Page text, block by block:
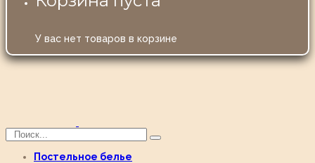
У вас нет товаров в корзине
Постельное белье